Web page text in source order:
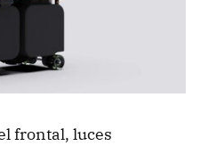
frontal, luces